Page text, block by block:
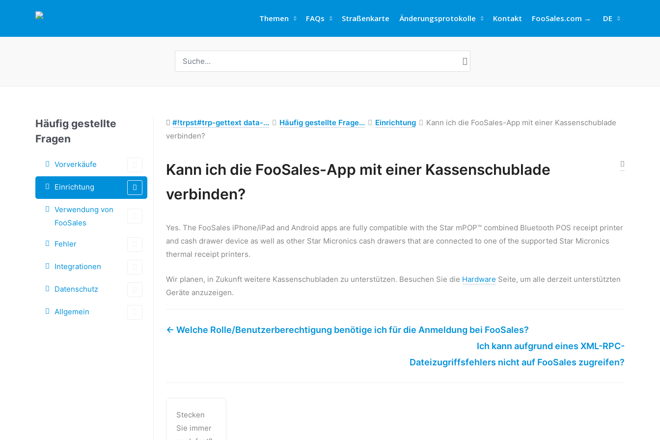
Themen FAQs Straßenkarte Änderungsprotokolle Kontakt FooSales.com → DE
nach:
Häufig gestellte
Fragen
Vorverkäufe
Einrichtung
Verwendung von
FooSales
Fehler
Integrationen
Datenschutz
Allgemein
#!trpst#trp-gettext data-... Häufig gestellte Frage... Einrichtung
Kann ich die FooSales-App mit einer Kassenschublade
verbinden?
Kann ich die FooSales-App mit einer Kassenschublade
verbinden?
Yes. The FooSales iPhone/iPad and Android apps are fully compatible with the Star mPOP™ combined Bluetooth POS receipt printer
and cash drawer device as well as other Star Micronics cash drawers that are connected to one of the supported Star Micronics
thermal receipt printers.
Wir planen, in Zukunft weitere Kassenschubladen zu unterstützen. Besuchen Sie die Hardware Seite, um alle derzeit unterstützten
Geräte anzuzeigen.
Navigation
← Welche Rolle/Benutzerberechtigung benötige ich für die Anmeldung bei FooSales?
Ich kann aufgrund eines XML-RPC-
Dateizugriffsfehlers nicht auf FooSales zugreifen?
Stecken
Sie immer